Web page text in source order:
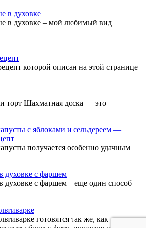
в духовке
в духовке – мой любимый вид
которой описан на этой странице
торт Шахматная доска — это
с яблоками и сельдереем —
получается особенно удачным
духовке с фаршем
духовке с фаршем – еще один способ
готовятся так же, как